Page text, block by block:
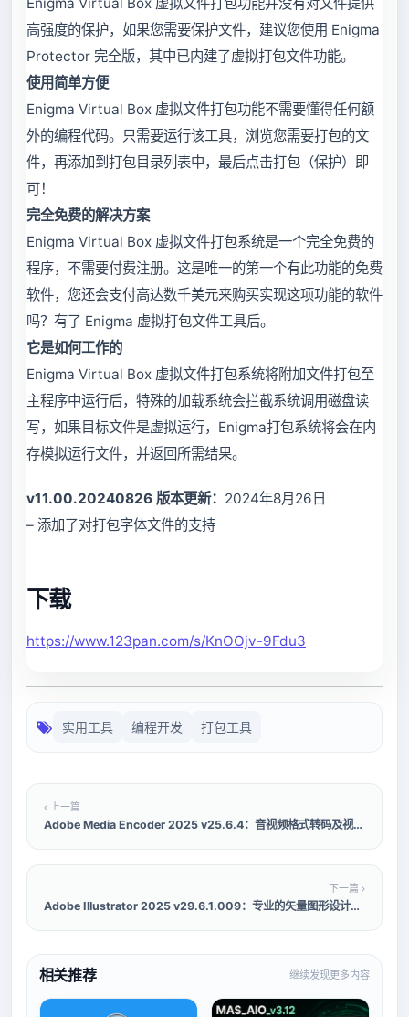
Enigma Virtual Box 虚拟文件打包功能并没有对文件提供
高强度的保护，如果您需要保护文件，建议您使用 Enigma
Protector 完全版，其中已内建了虚拟打包文件功能。
使用简单方便
Enigma Virtual Box 虚拟文件打包功能不需要懂得任何额
外的编程代码。只需要运行该工具，浏览您需要打包的文
件，再添加到打包目录列表中，最后点击打包（保护）即
可！
完全免费的解决方案
Enigma Virtual Box 虚拟文件打包系统是一个完全免费的
程序，不需要付费注册。这是唯一的第一个有此功能的免费
软件，您还会支付高达数千美元来购买实现这项功能的软件
吗？有了 Enigma 虚拟打包文件工具后。
它是如何工作的
Enigma Virtual Box 虚拟文件打包系统将附加文件打包至
主程序中运行后，特殊的加载系统会拦截系统调用磁盘读
写，如果目标文件是虚拟运行，Enigma打包系统将会在内
存模拟运行文件，并返回所需结果。
v11.00.20240826 版本更新： 2024年8月26日
– 添加了对打包字体文件的支持
下载
https://www.123pan.com/s/KnOOjv-9Fdu3
实用工具 编程开发 打包工具
上一篇
Adobe Media Encoder 2025 v25.6.4：音视频格式转码及视频编码软件
下一篇
Adobe Illustrator 2025 v29.6.1.009：专业的矢量图形设计软件
相关推荐 继续发现更多内容